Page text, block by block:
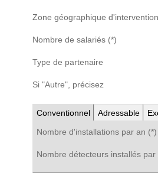
Zone géographique d'intervention
Nombre de salariés (*)
Type de partenaire
Si "Autre", précisez
Conventionnel Adressable
Nombre d'installations par an (*)
Nombre détecteurs installés par